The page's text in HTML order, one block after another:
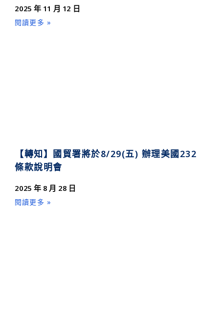
2025 年 11 月 12 日
閱讀更多 »
【轉知】國貿署將於8/29(五) 辦理美國232
條款說明會
2025 年 8 月 28 日
閱讀更多 »